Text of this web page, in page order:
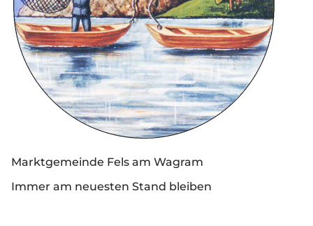
Marktgemeinde Fels am Wagram
Immer am neuesten Stand bleiben